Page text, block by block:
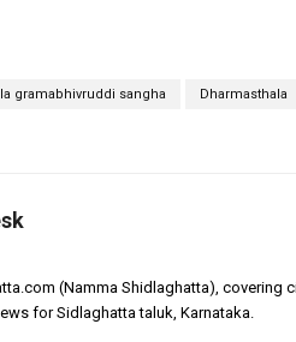
gramabhivruddi sangha Dharmasthala
(Namma Shidlaghatta), covering
for Sidlaghatta taluk, Karnataka.